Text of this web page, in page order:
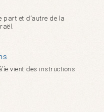
part et d’autre de la
vient des instructions